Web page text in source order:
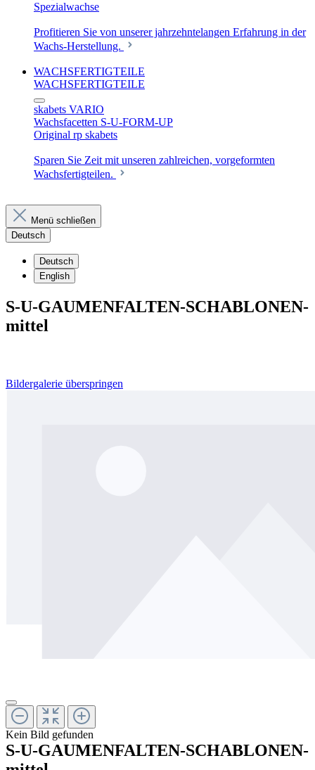
Spezialwachse
Profitieren Sie von unserer jahrzehntelangen Erfahrung in der
Wachs-Herstellung.
WACHSFERTIGTEILE
WACHSFERTIGTEILE
skabets VARIO
Wachsfacetten S-U-FORM-UP
Original rp skabets
Sparen Sie Zeit mit unseren zahlreichen, vorgeformten
Wachsfertigteilen.
Menü schließen
Deutsch
Deutsch
English
S-U-GAUMENFALTEN-SCHABLONEN-
mittel
Bildergalerie überspringen
Kein Bild gefunden
S-U-GAUMENFALTEN-SCHABLONEN-